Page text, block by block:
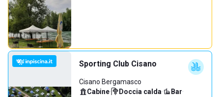
Sporting Club Cisano
Cisano Bergamasco
Cabine· Doccia calda· Bar·